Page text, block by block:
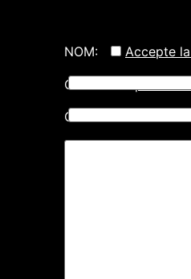
NOM:
COGNOMS:
CORREU
Accepte